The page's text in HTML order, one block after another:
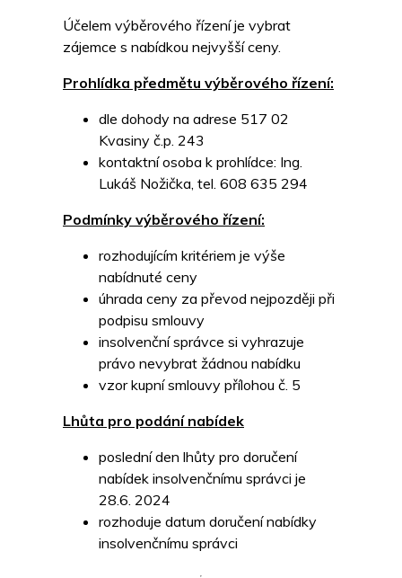
Účelem výběrového řízení je vybrat
zájemce s nabídkou nejvyšší ceny.
Prohlídka předmětu výběrového řízení:
dle dohody na adrese 517 02
Kvasiny č.p. 243
kontaktní osoba k prohlídce: Ing.
Lukáš Nožička, tel. 608 635 294
Podmínky výběrového řízení:
rozhodujícím kritériem je výše
nabídnuté ceny
úhrada ceny za převod nejpozději při
podpisu smlouvy
insolvenční správce si vyhrazuje
právo nevybrat žádnou nabídku
vzor kupní smlouvy přílohou č. 5
Lhůta pro podání nabídek
poslední den lhůty pro doručení
nabídek insolvenčnímu správci je
28.6. 2024
rozhoduje datum doručení nabídky
insolvenčnímu správci